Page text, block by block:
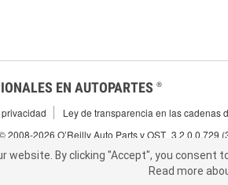
website. By clicking "Accept", you
EN AUTOPARTES ®
Ley de transparencia en las cadenas
2008-2026 O’Reilly Auto Parts v OST_3.2.0.0.729
website. By clicking "Accept", you consent
Read more